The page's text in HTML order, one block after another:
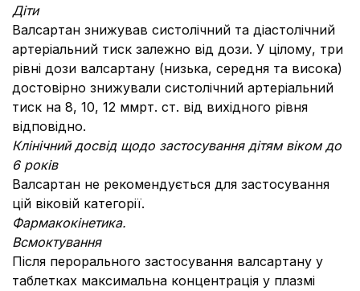
Діти
Валсартан знижував систолічний та діастолічний
артеріальний тиск залежно від дози. У цілому, три
рівні дози валсартану (низька, середня та висока)
достовірно знижували систолічний артеріальний
тиск на 8, 10, 12 ммрт. ст. від вихідного рівня
відповідно.
Клінічний досвід щодо застосування дітям віком до
6 років
Валсартан не рекомендується для застосування
цій віковій категорії.
Фармакокінетика.
Всмоктування
Після перорального застосування валсартану у
таблетках максимальна концентрація у плазмі